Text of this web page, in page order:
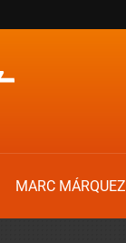
MARC MÁRQUEZ